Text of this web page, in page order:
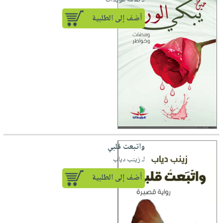
أضف إلى الطلبية
واتبعت قلبي
لـ زينب دياب
أضف إلى الطلبية